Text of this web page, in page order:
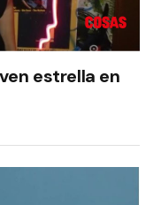
estrella en